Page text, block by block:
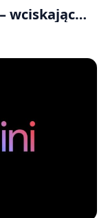
wciskając
RAM po